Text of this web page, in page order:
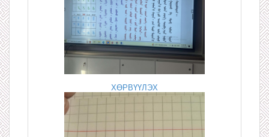
ХӨРВҮҮЛЭХ